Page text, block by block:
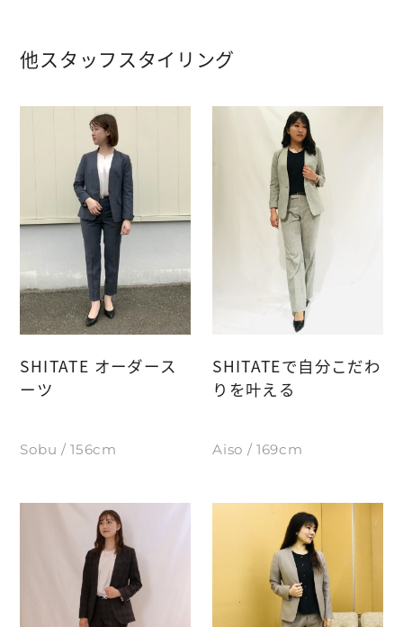
他スタッフスタイリング
SHITATE オーダース
ーツ
Sobu / 156cm
SHITATEで自分こだわ
りを叶える
Aiso / 169cm